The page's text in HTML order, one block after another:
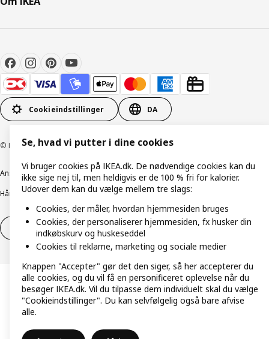
Cookieindstillinger DA
© Inter IKEA Systems B.V. 1999-2026
Ansvarlig rapportering Cookiepolitik
Digital tilgængelighed
Håndtering af persondataSalgs- og leveringsbetingelser
Fortryd dit køb Fortryd dit køb af service
Se, hvad vi putter i dine cookies
Vi bruger cookies på IKEA.dk. De nødvendige cookies kan du
ikke sige nej til, men heldigvis er de 100 % fri for kalorier.
Udover dem kan du vælge mellem tre slags:
Cookies, der måler, hvordan hjemmesiden bruges
Cookies, der personaliserer hjemmesiden, fx husker din
indkøbskurv og huskeseddel
Cookies til reklame, marketing og sociale medier
Knappen "Accepter" gør det den siger, så her accepterer du
alle cookies, og du vil få en personificeret oplevelse når du
besøger IKEA.dk. Vil du tilpasse dem individuelt skal du vælge
"Cookieindstillinger". Du kan selvfølgelig også bare afvise
alle.